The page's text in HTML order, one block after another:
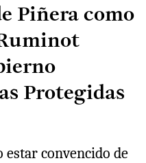
Piñera como
Protegidas
convencido de